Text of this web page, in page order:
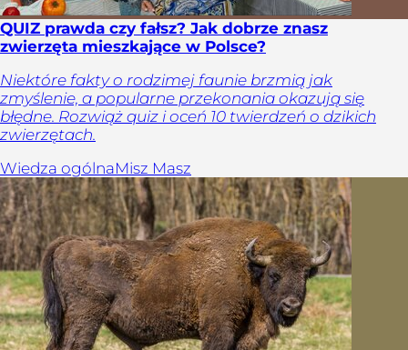
QUIZ prawda czy fałsz? Jak dobrze znasz
zwierzęta mieszkające w Polsce?
Niektóre fakty o rodzimej faunie brzmią jak
zmyślenie, a popularne przekonania okazują się
błędne. Rozwiąż quiz i oceń 10 twierdzeń o dzikich
zwierzętach.
Wiedza ogólnaMisz Masz